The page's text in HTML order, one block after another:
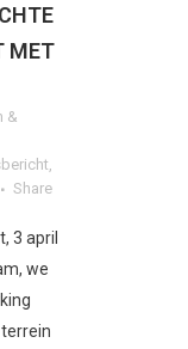
MET
&
Share
3 april
we